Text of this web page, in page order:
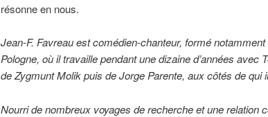
résonne en nous.
Jean-F. Favreau est comédien-chanteur, formé
Pologne, où il travaille pendant une dizaine d’années avec
de Zygmunt Molik puis de Jorge Parente, aux côtés de qui
Nourri de nombreux voyages de recherche et une relation